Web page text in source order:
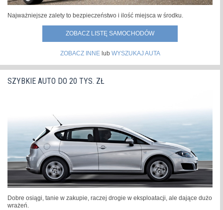
Najważniejsze zalety to bezpieczeństwo i ilość miejsca w środku.
ZOBACZ LISTĘ SAMOCHODÓW
ZOBACZ INNElub WYSZUKAJ AUTA
SZYBKIE AUTO DO 20 TYS. ZŁ
Dobre osiągi, tanie w zakupie, raczej drogie w eksploatacji, ale dające dużo
wrażeń.